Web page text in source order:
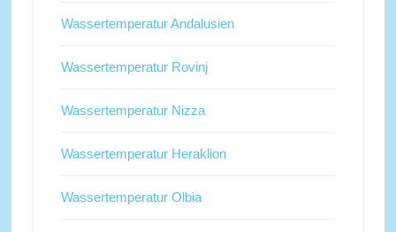
Wassertemperatur Andalusien
Wassertemperatur Rovinj
Wassertemperatur Nizza
Wassertemperatur Heraklion
Wassertemperatur Olbia